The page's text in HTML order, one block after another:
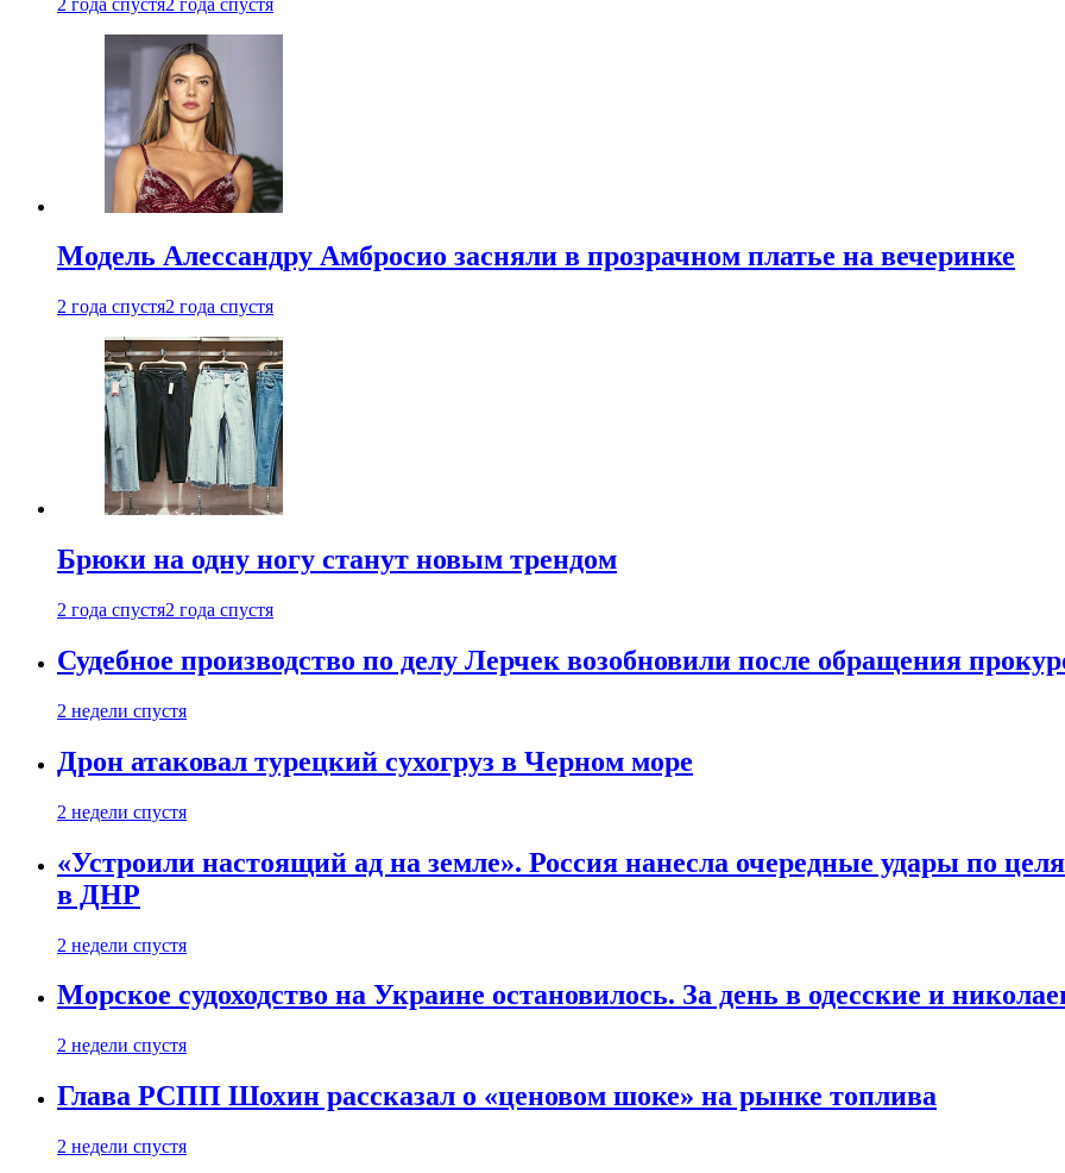
Модель Алессандру Амбросио засняли в прозрачном платье на вечеринке
2 года спустя2 года спустя
Брюки на одну ногу станут новым трендом
2 года спустя2 года спустя
Судебное производство по делу Лерчек возобновили после обращения
2 недели спустя
Дрон атаковал турецкий сухогруз в Черном море
2 недели спустя
«Устроили настоящий ад на земле». Россия нанесла очередные удары по
в ДНР
2 недели спустя
Морское судоходство на Украине остановилось. За день в одесские и
2 недели спустя
Глава РСПП Шохин рассказал о «ценовом шоке» на рынке топлива
2 недели спустя